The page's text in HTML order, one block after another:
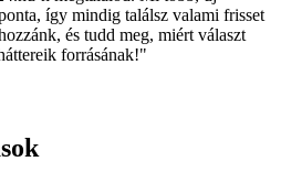
így mindig találsz valami frisset
és tudd meg, miért választ
forrásának!"